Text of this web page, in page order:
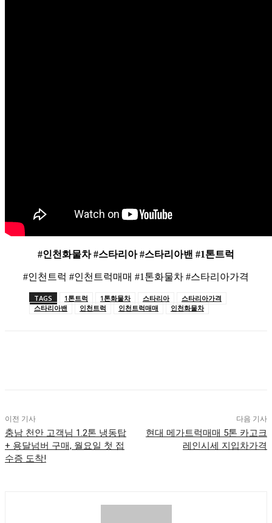
#인천화물차 #스타리아 #스타리아밴 #1톤트럭
#인천트럭 #인천트럭매매 #1톤화물차 #스타리아가격
TAGS 1톤트럭 1톤화물차 스타리아
스타리아가격
스타리아밴
인천트럭 인천트럭매매 인천화물차
이전 기사
충남 천안 고객님 1.2톤 냉동탑
+ 용달넘버 구매, 월요일 첫 접
수증 도착!
다음 기사
현대 메가트럭매매 5톤 카고크
레인시세 지입차가격